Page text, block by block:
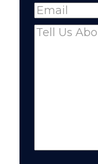
Email
Comments